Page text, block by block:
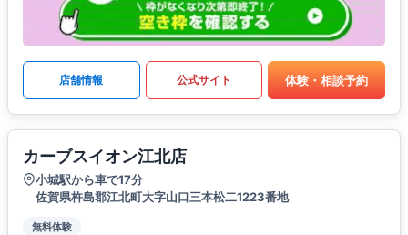
店舗情報 公式サイト 体験・相談予約
カーブスイオン江北店
小城駅から車で17分
佐賀県杵島郡江北町大字山口三本松二1223番地
無料体験